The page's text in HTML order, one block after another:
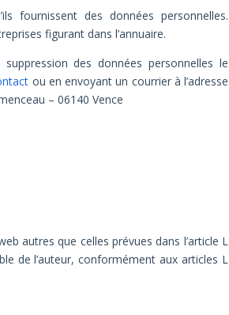
fournissent des données personnelles.
figurant dans l’annuaire.
des données personnelles le
ou en envoyant un courrier à l’adresse
– 06140 Vence
autres que celles prévues dans l’article L
de l’auteur, conformément aux articles L